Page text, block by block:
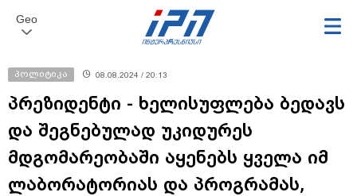
Geo
პოლიტიკა 08.08.2024 / 20:13
პრეზიდენტი - ხელისუფლება ბედავს
და შეგნებულად უკიდურეს
მდგომარეობაში აყენებს ყველა იმ
ლაბორატორიას და პროგრამას,